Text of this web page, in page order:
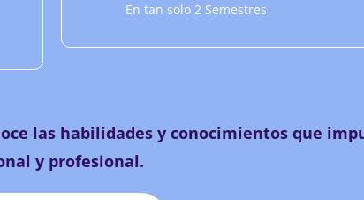
En tan solo 2 Semestres
las habilidades y conocimientos que
y profesional.